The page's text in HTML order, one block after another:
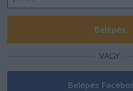
VAGY